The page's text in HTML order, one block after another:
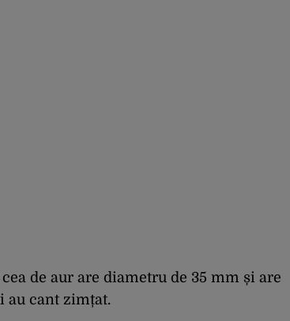
de aur are diametru de 35 mm și are
au cant zimțat.